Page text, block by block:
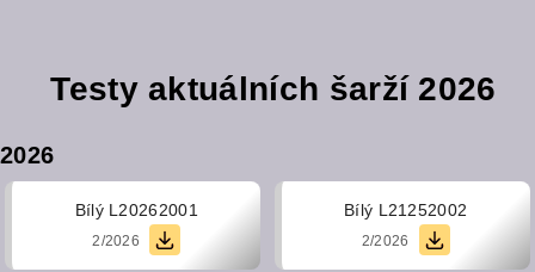
Testy aktuálních šarží 2026
2026
Bílý L20262001
2/2026
Bílý L21252002
2/2026